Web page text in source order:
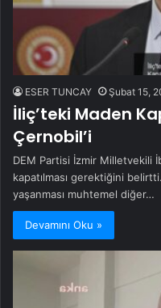
ESER TUNCAY Şubat 15,
İliç’teki Maden
Çernobil’i
DEM Partisi İzmir Milletvekili
kapatılması gerektiğini
yaşanması muhtemel diğer…
Devamını Oku »